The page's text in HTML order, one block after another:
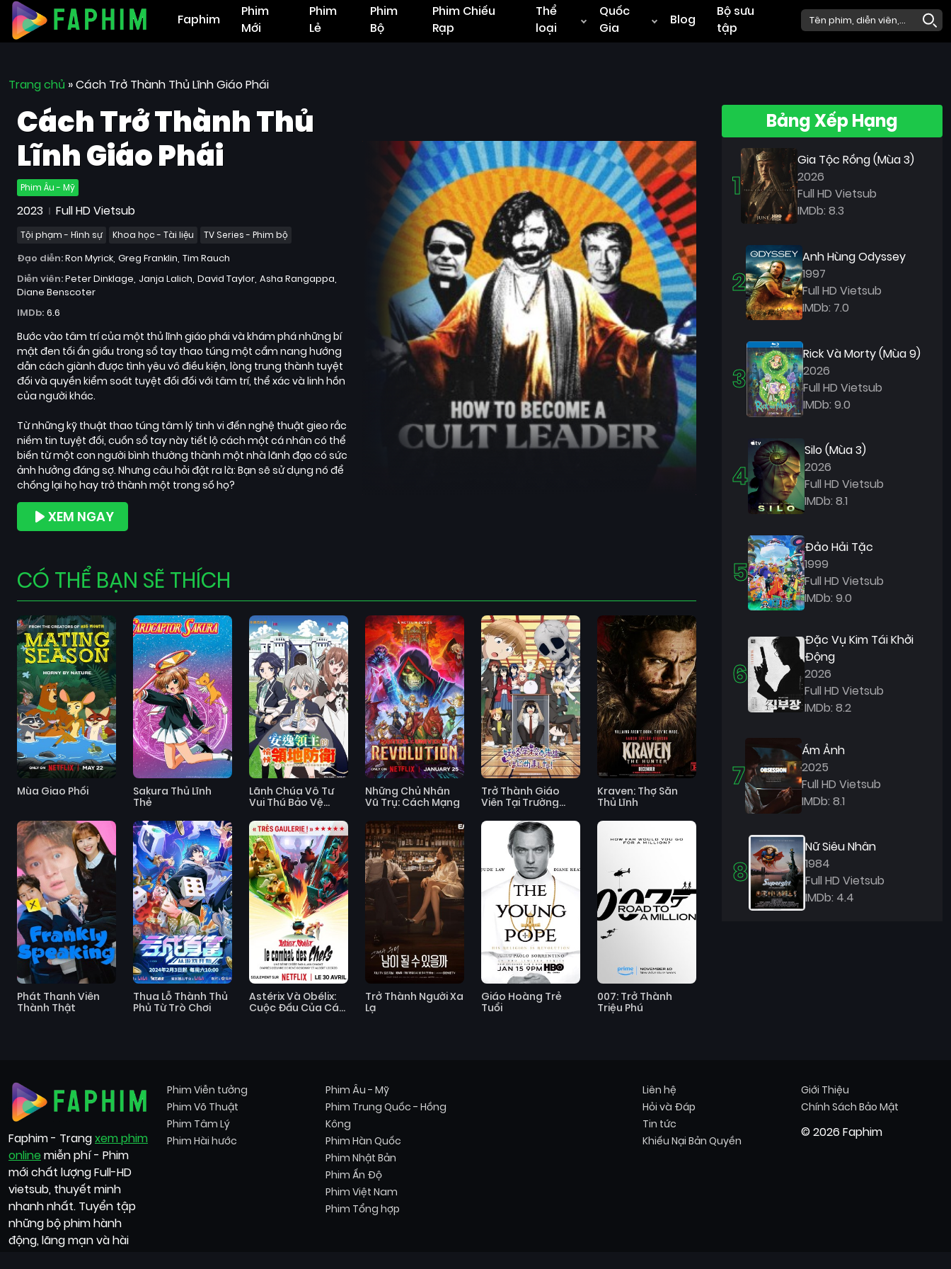
Faphim
Phim
Mới
Phim
Lẻ
Phim
Bộ
Phim Chiếu
Rạp
Thể
loại
Quốc
Gia
Blog
Bộ sưu
tập
Trang chủ »Cách Trở Thành Thủ Lĩnh Giáo Phái
Cách Trở Thành Thủ
Lĩnh Giáo Phái
Phim Âu - Mỹ
2023 Full HD Vietsub
Tội phạm - Hình sự Khoa học - Tài liệu TV Series - Phim bộ
Đạo diễn:Ron Myrick Greg Franklin Tim Rauch
Diễn viên:Peter Dinklage Janja Lalich David Taylor Asha Rangappa
Diane Benscoter
IMDb: 6.6
Bước vào tâm trí của một thủ lĩnh giáo phái và khám phá những bí
mật đen tối ẩn giấu trong sổ tay thao túng một cẩm nang hướng
dẫn cách giành được tình yêu vô điều kiện, lòng trung thành tuyệt
đối và quyền kiểm soát tuyệt đối đối với tâm trí, thể xác và linh hồn
của người khác.
Từ những kỹ thuật thao túng tâm lý tinh vi đến nghệ thuật gieo rắc
niềm tin tuyệt đối, cuốn sổ tay này tiết lộ cách một cá nhân có thể
biến từ một con người bình thường thành một nhà lãnh đạo có sức
ảnh hưởng đáng sợ. Nhưng câu hỏi đặt ra là: Bạn sẽ sử dụng nó để
chống lại họ hay trở thành một trong số họ?
XEM NGAY
CÓ THỂ BẠN SẼ THÍCH
Mùa Giao Phối
Sakura Thủ Lĩnh
Thẻ
Lãnh Chúa Vô Tư
Vui Thú Bảo Vệ
Ngôi Làng Vô Danh
Thành Pháo Đài
Mạnh Nhất Bằng
Ma Pháp Hệ Sản
Xuất ~
Những Chủ Nhân
Vũ Trụ: Cách Mạng
Trở Thành Giáo
Viên Tại Trường
Kraven: Thợ Săn
Thủ Lĩnh
Phát Thanh Viên
Thành Thật
Thua Lỗ Thành Thủ
Phủ Từ Trò Chơi
Astérix Và Obélix:
Cuộc Đấu Của Các
Trở Thành Người Xa
Lạ
Giáo Hoàng Trẻ
Tuổi
007: Trở Thành
Triệu Phú
Bảng Xếp Hạng
1
Gia Tộc Rồng (Mùa 3)
2026
Full HD Vietsub
IMDb: 8.3
2
Anh Hùng Odyssey
1997
Full HD Vietsub
IMDb: 7.0
3
Rick Và Morty (Mùa 9)
2026
Full HD Vietsub
IMDb: 9.0
4
Silo (Mùa 3)
2026
Full HD Vietsub
IMDb: 8.1
5
Đảo Hải Tặc
1999
Full HD Vietsub
IMDb: 9.0
6
Đặc Vụ Kim Tái Khởi
Động
2026
Full HD Vietsub
IMDb: 8.2
7
Ám Ảnh
2025
Full HD Vietsub
IMDb: 8.1
8
Nữ Siêu Nhân
1984
Full HD Vietsub
IMDb: 4.4
Faphim - Trangxem phim
online miễn phí - Phim
mới chất lượng Full-HD
vietsub, thuyết minh
nhanh nhất. Tuyển tập
những bộ phim hành
động, lãng mạn và hài
Phim Viễn tưởng
Phim Võ Thuật
Phim Tâm Lý
Phim Hài hước
Phim Âu - Mỹ
Phim Trung Quốc - Hồng
Kông
Phim Hàn Quốc
Phim Nhật Bản
Phim Ấn Độ
Phim Việt Nam
Phim Tổng hợp
Liên hệ
Hỏi và Đáp
Tin tức
Khiếu Nại Bản Quyền
Giới Thiệu
Chính Sách Bảo Mật
© 2026 Faphim